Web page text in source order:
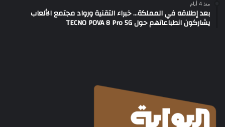
منذ 4 أيام
بعد إطلاقه في المملكة… خبراء التقنية ورواد مجتمع الألعاب
يشاركون انطباعاتهم حول TECNO POVA 8 Pro 5G